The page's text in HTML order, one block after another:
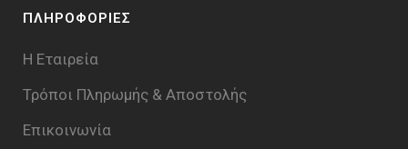
ΠΛΗΡΟΦΟΡΙΕΣ
Η Εταιρεία
Τρόποι Πληρωμής & Aποστολής
Επικοινωνία